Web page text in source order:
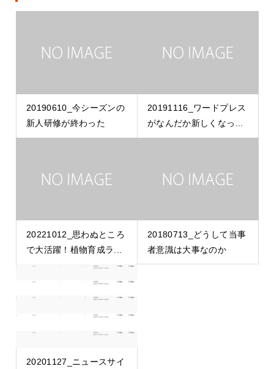
20190610_今シーズンの
新人研修が終わった
20191116_ワードプレス
がなんだか新しくなっ...
20221012_思わぬところ
で大活躍！植物育成ラ...
20180713_どうして当事
者意識は大事なのか
20201127_ニュースサイ